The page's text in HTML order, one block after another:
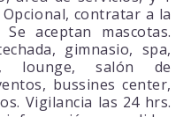
contratar a la
aceptan mascotas.
gimnasio, spa,
lounge, salón de
bussines center,
Vigilancia las 24 hrs.